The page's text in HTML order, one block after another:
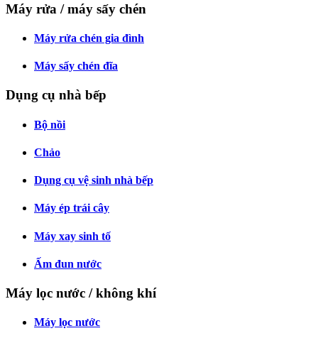
Máy rửa / máy sấy chén
Máy rửa chén gia đình
Máy sấy chén đĩa
Dụng cụ nhà bếp
Bộ nồi
Chảo
Dụng cụ vệ sinh nhà bếp
Máy ép trái cây
Máy xay sinh tố
Ấm đun nước
Máy lọc nước / không khí
Máy lọc nước